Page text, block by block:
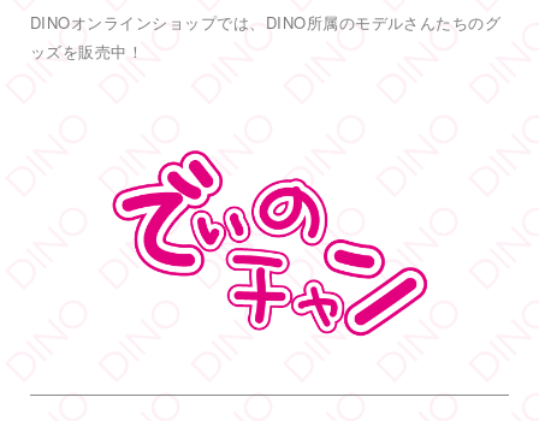
もっと見る フォロー
DINO - ディノ／AVプロダクション
#DINOバニーチェキ会
5 38 Twitter
DINO - ディノ／AVプロダクション リツイートされ
DINOオンラインショップでは、DINO所属のモデルさんたちのグ
ッズを販売中！